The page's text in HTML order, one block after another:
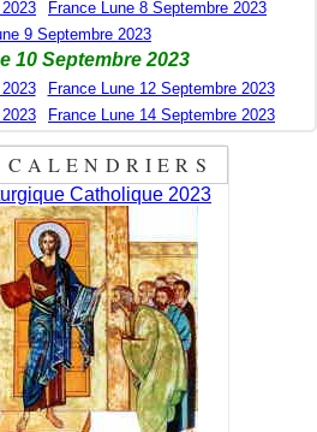
France Lune 8 Septembre 2023
9 Septembre 2023
10 Septembre 2023
France Lune 12 Septembre 2023
France Lune 14 Septembre 2023
Catholique 2023